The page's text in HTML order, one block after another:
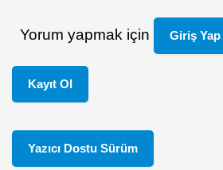
Yorum yapmak için Giriş Yap
Kayıt Ol
Yazıcı Dostu Sürüm